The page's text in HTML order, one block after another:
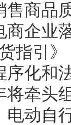
售商品
商企业
指引
序化和
将牵头
电动自